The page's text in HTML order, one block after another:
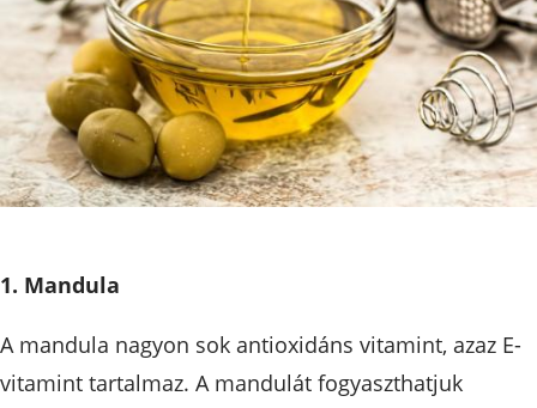
1. Mandula
A mandula nagyon sok antioxidáns vitamint, azaz E-
vitamint tartalmaz. A mandulát fogyaszthatjuk